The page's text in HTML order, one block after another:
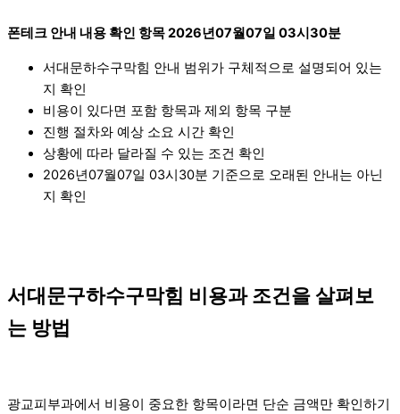
폰테크 안내 내용 확인 항목 2026년07월07일 03시30분
서대문하수구막힘 안내 범위가 구체적으로 설명되어 있는
지 확인
비용이 있다면 포함 항목과 제외 항목 구분
진행 절차와 예상 소요 시간 확인
상황에 따라 달라질 수 있는 조건 확인
2026년07월07일 03시30분 기준으로 오래된 안내는 아닌
지 확인
서대문구하수구막힘 비용과 조건을 살펴보
는 방법
광교피부과에서 비용이 중요한 항목이라면 단순 금액만 확인하기